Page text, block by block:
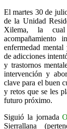
El martes 30 de
de la Unidad
Xilema, la
acompañamiento
enfermedad
de adicciones
y trastornos
intervención y
clave para el buen
y retos que se les
futuro próximo.
Siguió la jornada
Sierrallana